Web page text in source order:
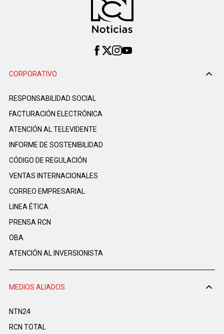
CORPORATIVO
RESPONSABILIDAD SOCIAL
FACTURACIÓN ELECTRÓNICA
ATENCIÓN AL TELEVIDENTE
INFORME DE SOSTENIBILIDAD
CÓDIGO DE REGULACIÓN
VENTAS INTERNACIONALES
CORREO EMPRESARIAL
LINEA ÉTICA
PRENSA RCN
OBA
ATENCIÓN AL INVERSIONISTA
MEDIOS ALIADOS
NTN24
RCN TOTAL